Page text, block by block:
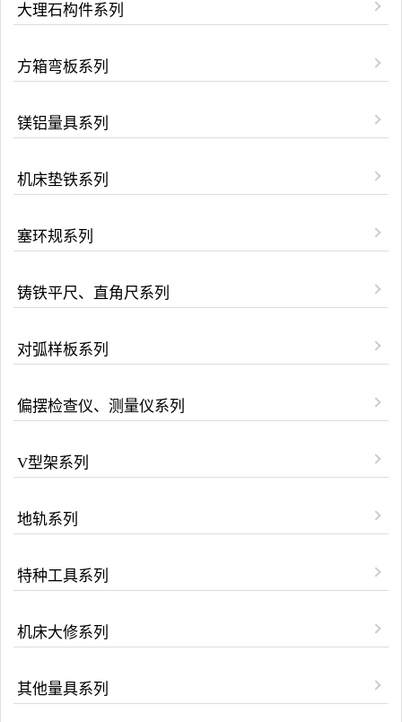
大理石构件系列
方箱弯板系列
镁铝量具系列
机床垫铁系列
塞环规系列
铸铁平尺、直角尺系列
对弧样板系列
偏摆检查仪、测量仪系列
V型架系列
地轨系列
特种工具系列
机床大修系列
其他量具系列